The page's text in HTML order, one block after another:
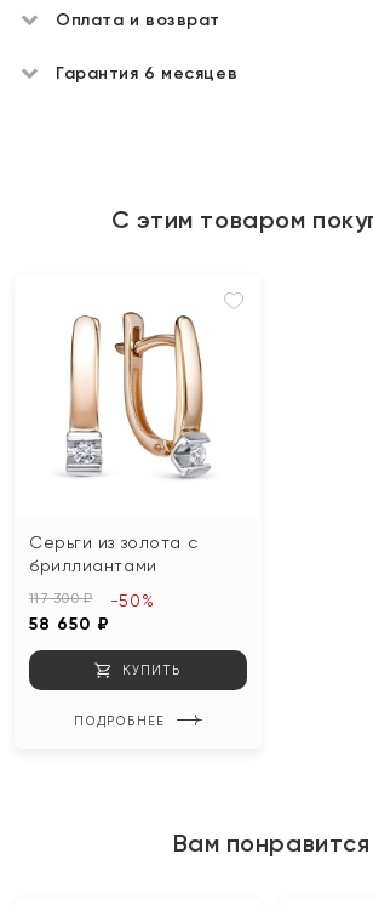
Оплата и возврат
Гарантия 6 месяцев
С этим товаром
Серьги из золота с
бриллиантами
117 300 ₽
58 650 ₽
-50%
КУПИТЬ
ПОДРОБНЕЕ
Вам понравится